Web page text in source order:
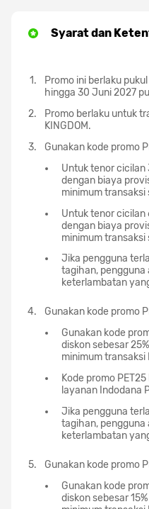
Syarat dan
Promo ini berlaku
hingga 30 Juni 2027
Promo berlaku untuk
KINGDOM.
Gunakan kode promo
Untuk tenor cicilan
dengan biaya
minimum
Untuk tenor cicilan
dengan biaya
minimum
Jika pengguna
tagihan, pengguna
keterlambatan
Gunakan kode promo
Gunakan kode
diskon sebesar
minimum
Kode promo
layanan Indodana
Jika pengguna
tagihan, pengguna
keterlambatan
Gunakan kode promo
Gunakan kode
diskon sebesar